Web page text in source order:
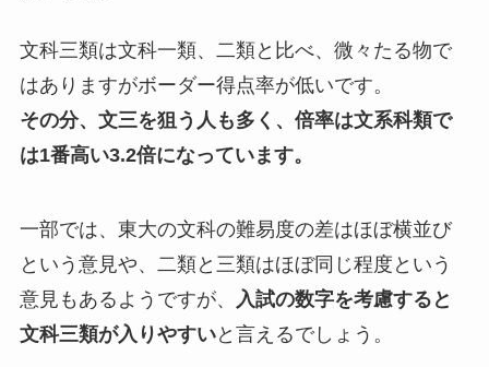
文科三類は文科一類、二類と比べ、微々たる物で
はありますがボーダー得点率が低いです。
その分、文三を狙う人も多く、倍率は文系科類で
は1番高い3.2倍になっています。
一部では、東大の文科の難易度の差はほぼ横並び
という意見や、二類と三類はほぼ同じ程度という
意見もあるようですが、
入試の数字を考慮すると
文科三類が入りやすいと言えるでしょう。